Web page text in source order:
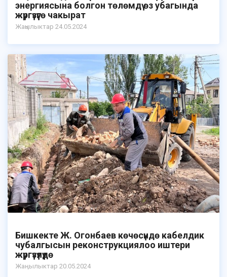
энергиясына болгон төлөмдү өз убагында
жүргүзүүгө чакырат
Жаңылыктар 24.05.2024
Бишкекте Ж. Огонбаев көчөсүндө кабелдик
чубалгысын реконструкциялоо иштери
жүргүзүлүүдө
Жаӊылыктар 20.05.2024